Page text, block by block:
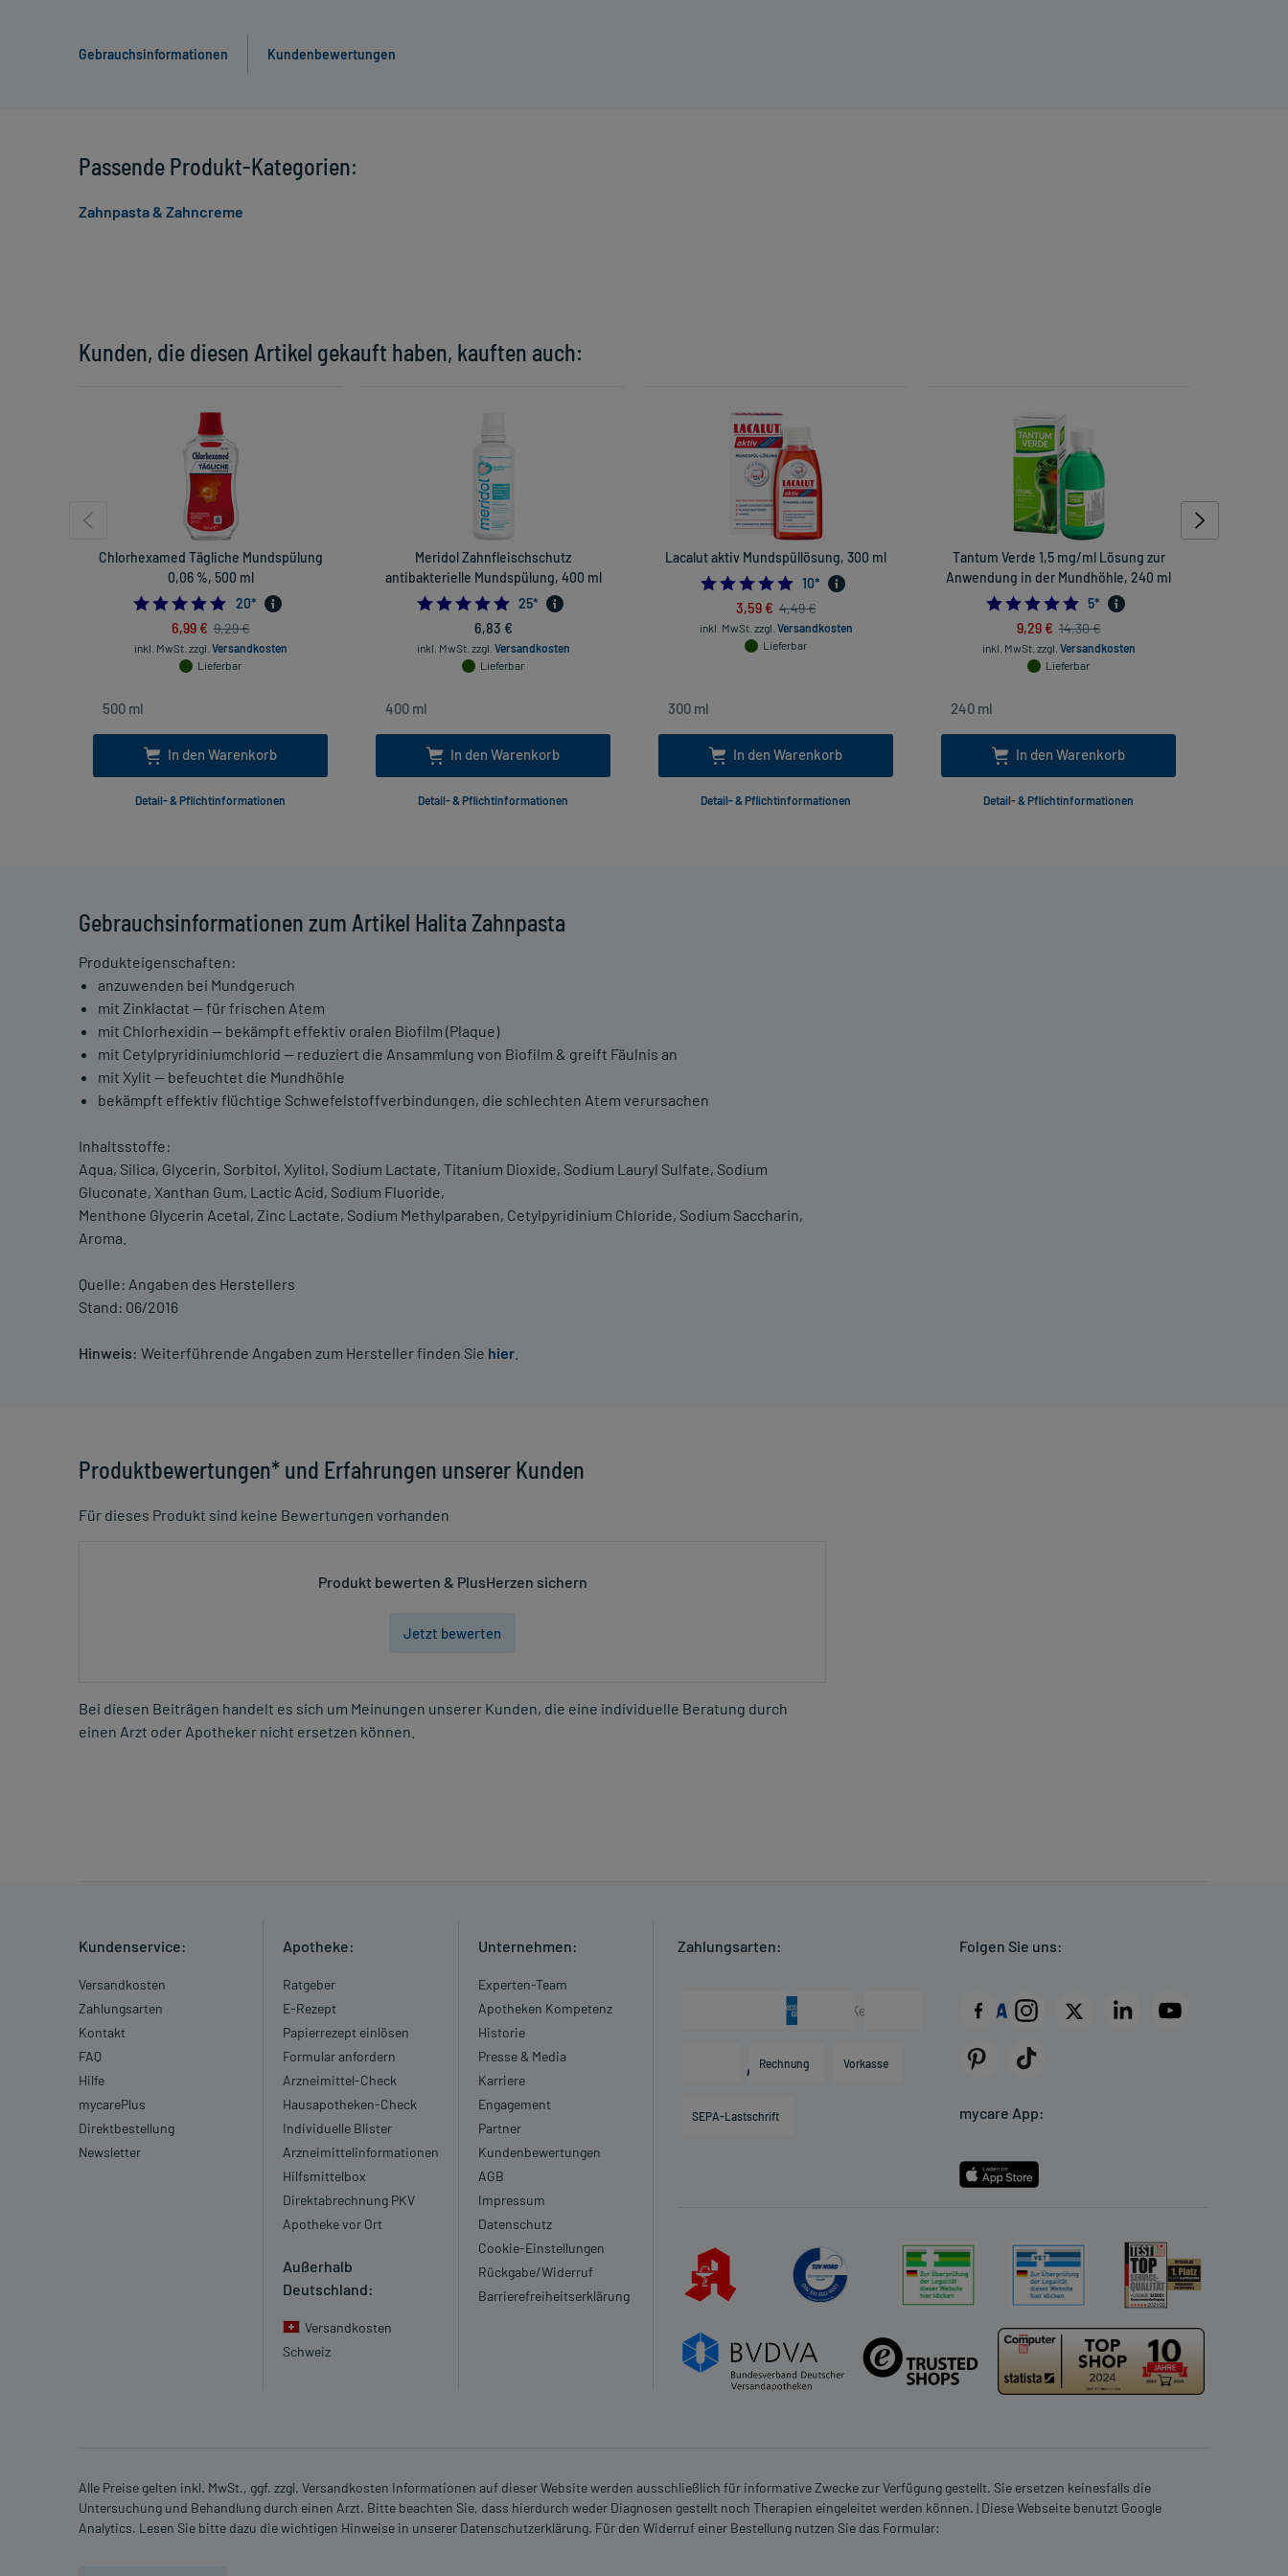
Gebrauchsinformationen Kundenbewertungen
Gebrauchsinformationen zum Artikel Halita Zahnpasta
Produkteigenschaften:
anzuwenden bei Mundgeruch
mit Zinklactat — für frischen Atem
mit Chlorhexidin — bekämpft effektiv oralen Biofilm (Plaque)
mit Cetylpryridiniumchlorid — reduziert die Ansammlung von Biofilm & greift Fäulnis an
mit Xylit — befeuchtet die Mundhöhle
bekämpft effektiv flüchtige Schwefelstoffverbindungen, die schlechten Atem verursachen
Inhaltsstoffe:
Aqua, Silica, Glycerin, Sorbitol, Xylitol, Sodium Lactate, Titanium Dioxide, Sodium Lauryl Sulfate, Sodium
Gluconate, Xanthan Gum, Lactic Acid, Sodium Fluoride,
Menthone Glycerin Acetal, Zinc Lactate, Sodium Methylparaben, Cetylpyridinium Chloride, Sodium Saccharin,
Aroma.
Quelle: Angaben des Herstellers
Stand: 06/2016
Hinweis: Weiterführende Angaben zum Hersteller finden Sie hier
Produktbewertungen* und Erfahrungen unserer Kunden
Für dieses Produkt sind keine Bewertungen vorhanden
Produkt bewerten & PlusHerzen sichern
Jetzt bewerten
Bei diesen Beiträgen handelt es sich um Meinungen unserer Kunden, die eine individuelle Beratung durch
einen Arzt oder Apotheker nicht ersetzen können.
Kunden, die diesen Artikel gekauft haben, kauften auch:
Chlorhexamed Tägliche Mundspülung
0,06 %, 500 ml
5.0
20*
6,99 € 9,29 €
inkl. MwSt. zzgl. Versandkosten
Lieferbar
In den Warenkorb
Detail- & Pflichtinformationen
Meridol Zahnfleischschutz
antibakterielle Mundspülung, 400 ml
4.96
25*
6,83 €
inkl. MwSt. zzgl. Versandkosten
Lieferbar
In den Warenkorb
Detail- & Pflichtinformationen
Lacalut aktiv Mundspüllösung, 300 ml
4.8
10*
3,59 € 4,49 €
inkl. MwSt. zzgl. Versandkosten
Lieferbar
In den Warenkorb
Detail- & Pflichtinformationen
Tantum Verde 1,5 mg/ml Lösung zur
Anwendung in der Mundhöhle, 240 ml
5.0
5*
9,29 € 14,30 €
inkl. MwSt. zzgl. Versandkosten
Lieferbar
In den Warenkorb
Detail- & Pflichtinformationen
Passende Produkt-Kategorien:
Zahnpasta & Zahncreme
Kundenservice:
Versandkosten
Zahlungsarten
Kontakt
FAQ
Hilfe
mycarePlus
Direktbestellung
Newsletter
Apotheke:
Ratgeber
E-Rezept
Papierrezept einlösen
Formular anfordern
Arzneimittel-Check
Hausapotheken-Check
Individuelle Blister
Arzneimittelinformationen
Hilfsmittelbox
Direktabrechnung PKV
Apotheke vor Ort
Außerhalb
Deutschland:
Versandkosten
Schweiz
Unternehmen:
Experten-Team
Apotheken Kompetenz
Historie
Presse & Media
Karriere
Engagement
Partner
Kundenbewertungen
AGB
Impressum
Datenschutz
Cookie-Einstellungen
Rückgabe/Widerruf
Barrierefreiheitserklärung
Zahlungsarten:
Rechnung Vorkasse
SEPA-Lastschrift
Folgen Sie uns:
mycare App:
Alle Preise gelten inkl. MwSt., ggf. zzgl. Versandkosten Informationen auf dieser Website werden ausschließlich für informative Zwecke zur Verfügung gestellt. Sie ersetzen keinesfalls die
Untersuchung und Behandlung durch einen Arzt. Bitte beachten Sie, dass hierdurch weder Diagnosen gestellt noch Therapien eingeleitet werden können. | Diese Webseite benutzt Google
Analytics. Lesen Sie bitte dazu die wichtigen Hinweise in unserer Datenschutzerklärung. Für den Widerruf einer Bestellung nutzen Sie das Formular: